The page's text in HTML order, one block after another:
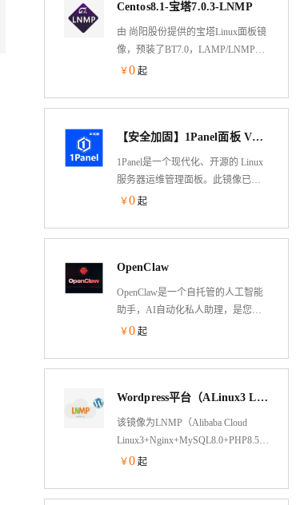
Centos8.1-宝塔7.0.3-LNMP
由 尚阳股份提供的宝塔Linux面板镜
像，预装了BT7.0，LAMP/LNMP等
其他组件，可在云服务器上一键部
PHP等不同版本安装与切换
￥0 起
【安全加固】1Panel面板 V1.10.25 Aliyun兼容CentOS
1Panel是一个现代化、开源的 Linux
服务器运维管理面板。此镜像已进
行安全升级，通过安全加固，符合
￥0 起
OpenClaw
OpenClaw是一个自托管的人工智能
助手，AI自动化私人助理，是您的
高效生活与智能工作伙伴。它能自
务。跨设备无缝协同与多模态交
互，让操作更自然流畅。同时，采
到贴心提醒，OpenClaw以主动、安
全、智能的方式，助您告别繁琐，
￥0 起
Wordpress平台（ALinux3 LNMP PHP）
该镜像为LNMP（Alibaba Cloud
Linux3+Nginx+MySQL8.0+PHP8.5）
架构，jemalloc优化内存管理，脚本
￥0 起